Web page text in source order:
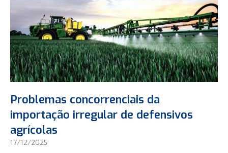
Problemas concorrenciais da
importação irregular de defensivos
agrícolas
17/12/2025